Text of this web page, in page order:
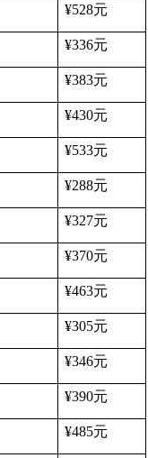
¥528元
¥336元
¥383元
¥430元
¥533元
¥288元
¥327元
¥370元
¥463元
¥305元
¥346元
¥390元
¥485元